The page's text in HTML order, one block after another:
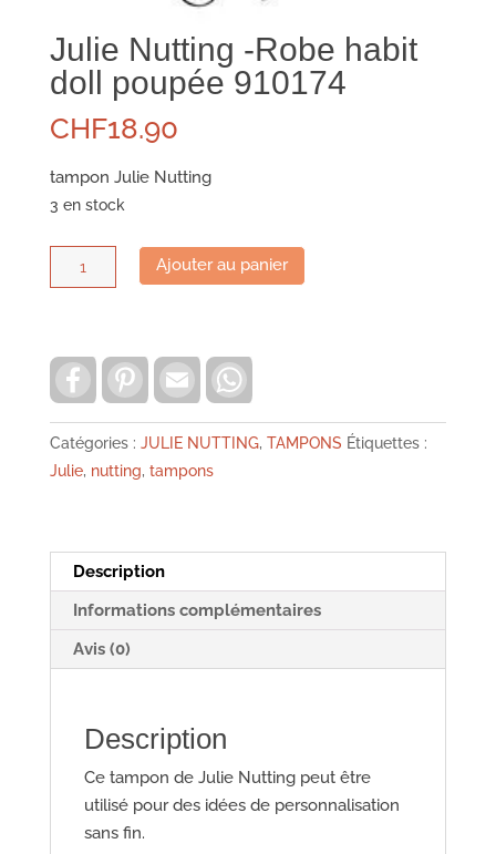
Julie Nutting -Robe habit
doll poupée 910174
CHF18.90
tampon Julie Nutting
3 en stock
de
-
Robe
habit
doll
poupée
Ajouter au panier
c
e
b
o
o
n
t
e
e
a
i
l
a
t
s
Catégories : JULIE NUTTING, TAMPONS Étiquettes :
Julie, nutting, tampons
Description
Informations complémentaires
Avis (0)
Description
Ce tampon de Julie Nutting peut être
utilisé pour des idées de personnalisation
sans fin.